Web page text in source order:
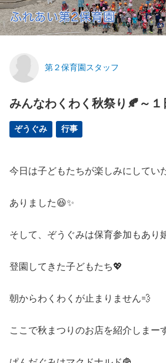
第２保育園スタッフ
みんなわくわく秋祭り🍂～１
ぞうぐみ 行事
今日は子どもたちが楽しみにしてい
ありました😆✨
そして、ぞうぐみは保育参加もあり
登園してきた子どもたち💖
朝からわくわくが止まりません💨
ここで秋まつりのお店を紹介しまー